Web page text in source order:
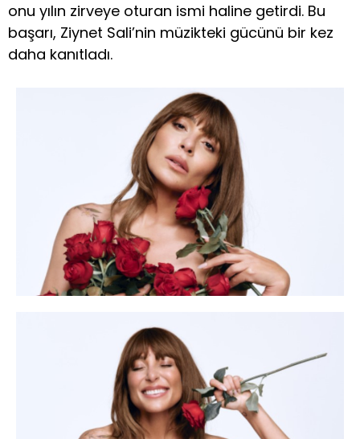
onu yılın zirveye oturan ismi haline getirdi. Bu
başarı, Ziynet Sali’nin müzikteki gücünü bir kez
daha kanıtladı.